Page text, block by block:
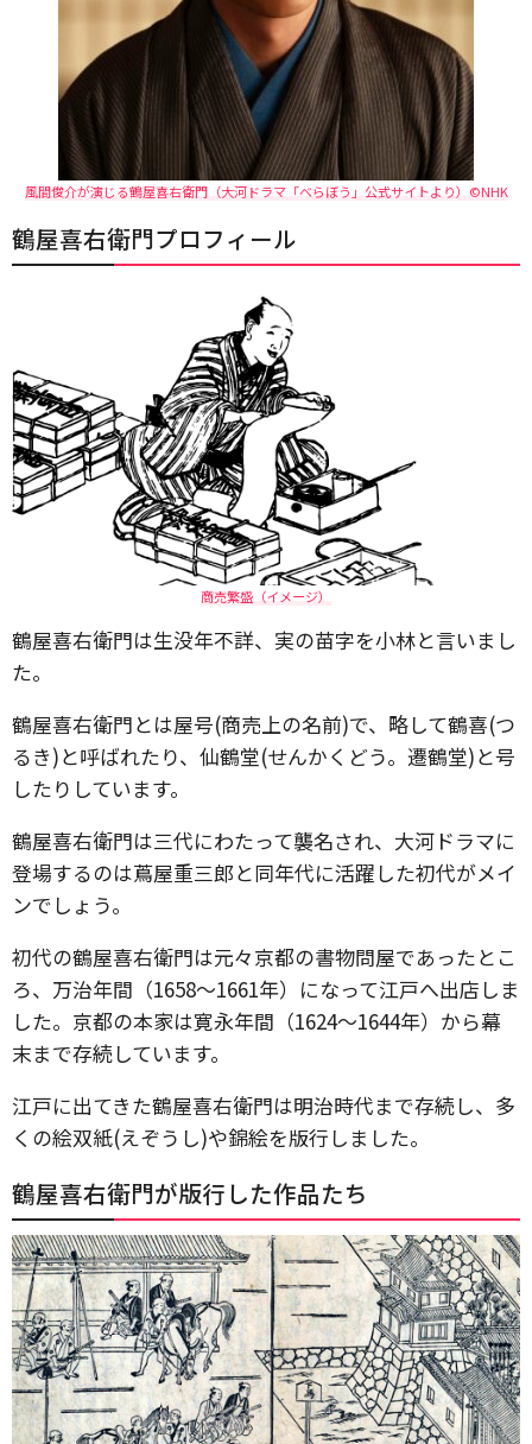
風間俊介が演じる鶴屋喜右衛門（大河ドラマ「べらぼう」公式サイトより）©NHK
鶴屋喜右衛門プロフィール
商売繁盛（イメージ）
鶴屋喜右衛門は生没年不詳、実の苗字を小林と言いまし
た。
鶴屋喜右衛門とは屋号(商売上の名前)で、略して鶴喜(つ
るき)と呼ばれたり、仙鶴堂(せんかくどう。遷鶴堂)と号
したりしています。
鶴屋喜右衛門は三代にわたって襲名され、大河ドラマに
登場するのは蔦屋重三郎と同年代に活躍した初代がメイ
ンでしょう。
初代の鶴屋喜右衛門は元々京都の書物問屋であったとこ
ろ、万治年間（1658～1661年）になって江戸へ出店しま
した。京都の本家は寛永年間（1624～1644年）から幕
末まで存続しています。
江戸に出てきた鶴屋喜右衛門は明治時代まで存続し、多
くの絵双紙(えぞうし)や錦絵を版行しました。
鶴屋喜右衛門が版行した作品たち